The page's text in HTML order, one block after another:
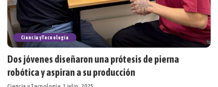
Ciencia y Tecnología
Dos jóvenes diseñaron una prótesis de pierna
robótica y aspiran a su producción